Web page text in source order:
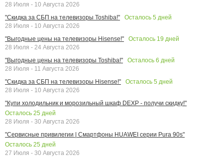
28 Июля - 10 Августа 2026
"Скидка за СБП на телевизоры Toshiba!"
Осталось 5 дней
28 Июля - 10 Августа 2026
"Выгодные цены на телевизоры Hisense!"
Осталось 19 дней
28 Июля - 24 Августа 2026
"Выгодные цены на телевизоры Toshiba!"
Осталось 6 дней
28 Июля - 11 Августа 2026
"Скидка за СБП на телевизоры Hisense!"
Осталось 5 дней
28 Июля - 10 Августа 2026
"Купи холодильник и морозильный шкаф DEXP - получи скидку!"
Осталось 25 дней
28 Июля - 30 Августа 2026
"Сервисные привилегии | Смартфоны HUAWEI серии Pura 90s"
Осталось 25 дней
27 Июля - 30 Августа 2026